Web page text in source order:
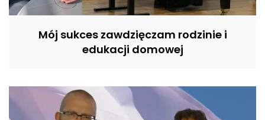
Mój sukces zawdzięczam rodzinie i
edukacji domowej